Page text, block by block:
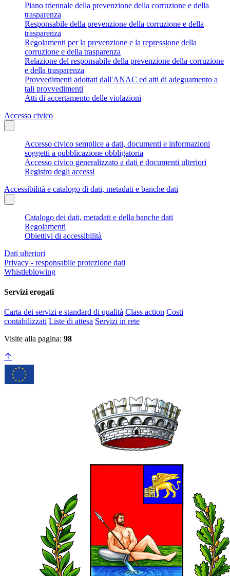
Piano triennale della prevenzione della corruzione e della
trasparenza
Responsabile della prevenzione della corruzione e della
trasparenza
Regolamenti per la prevenzione e la repressione della
corruzione e della trasparenza
Relazione del responsabile della prevenzione della corruzione
e della trasparenza
Provvedimenti adottati dall'ANAC ed atti di adeguamento a
tali provvedimenti
Atti di accertamento delle violazioni
Accesso civico
Accesso civico semplice a dati, documenti e informazioni
soggetti a pubblicazione obbligatoria
Accesso civico generalizzato a dati e documenti ulteriori
Registro degli accessi
Accessibilità e catalogo di dati, metadati e banche dati
Catalogo dei dati, metadati e della banche dati
Regolamenti
Obiettivi di accessibilità
Dati ulteriori
Privacy - responsabile protezione dati
Whistleblowing
Servizi erogati
Carta dei servizi e standard di qualità Class action Costi
contabilizzati Liste di attesa Servizi in rete
Visite alla pagina: 98